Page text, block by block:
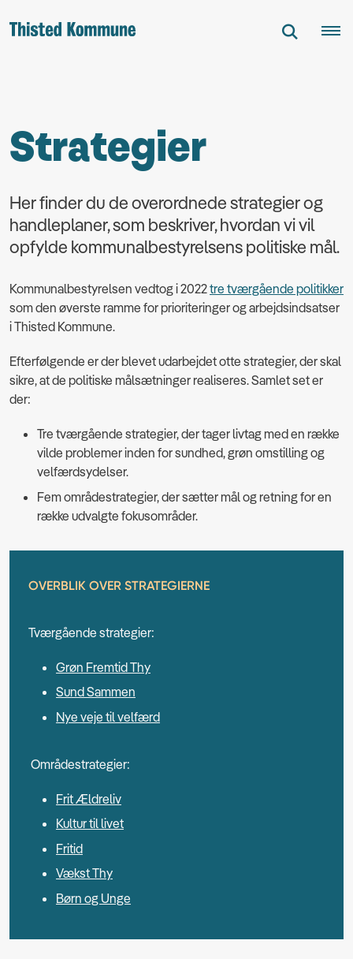
Strategier
Her finder du de overordnede strategier og
handleplaner, som beskriver, hvordan vi vil
opfylde kommunalbestyrelsens politiske mål.
Kommunalbestyrelsen vedtog i 2022tre tværgående politikker
som den øverste ramme for prioriteringer og arbejdsindsatser
i Thisted Kommune.
Efterfølgende er der blevet udarbejdet otte strategier, der skal
sikre, at de politiske målsætninger realiseres. Samlet set er
der:
Tre tværgående strategier, der tager livtag med en række
vilde problemer inden for sundhed, grøn omstilling og
velfærdsydelser.
Fem områdestrategier, der sætter mål og retning for en
række udvalgte fokusområder.
OVERBLIK OVER STRATEGIERNE
Tværgående strategier:
Grøn Fremtid Thy
Sund Sammen
Nye veje til velfærd
Områdestrategier:
Frit Ældreliv
Kultur til livet
Fritid
Vækst Thy
Børn og Unge